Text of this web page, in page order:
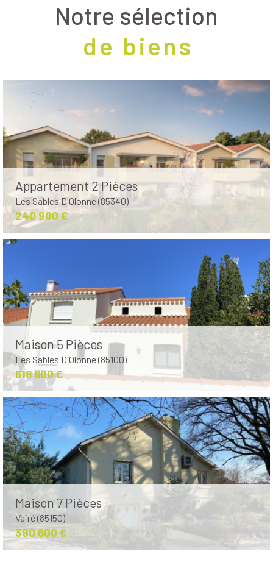
Notre sélection
de biens
Appartement 2 Pièces
Les Sables D'Olonne (85340)
240 900 €
Maison 5 Pièces
Les Sables D'Olonne (85100)
618 800 €
Maison 7 Pièces
Vairé (85150)
390 600 €